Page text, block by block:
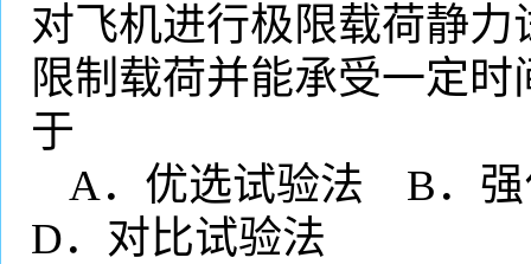
对飞机进行极限载荷静
限制载荷并能承受一定
于
A．优选试验法 B．
D．对比试验法